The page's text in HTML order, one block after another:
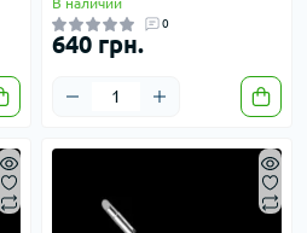
В наличии
0
640 грн.